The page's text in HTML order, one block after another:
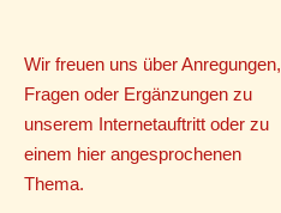
Wir freuen uns über Anregungen,
Fragen oder Ergänzungen zu
unserem Internetauftritt oder zu
einem hier angesprochenen
Thema.